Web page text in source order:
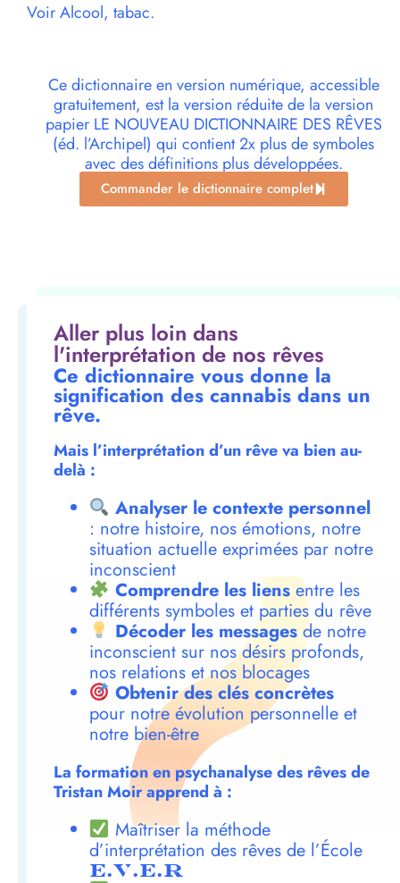
Voir Alcool, tabac.
Ce dictionnaire en version numérique, accessible
gratuitement, est la version réduite de la version
papier LE NOUVEAU DICTIONNAIRE DES RÊVES
(éd. l’Archipel) qui contient 2x plus de symboles
avec des définitions plus développées.
Commander le dictionnaire complet
Aller plus loin dans
l'interprétation de nos rêves
Ce dictionnaire vous donne la
signification des cannabis dans un
rêve.
Mais l’interprétation d’un rêve va bien au-
delà :
Analyser le contexte personnel
: notre histoire, nos émotions, notre
situation actuelle exprimées par notre
inconscient
Comprendre les liensentre les
différents symboles et parties du rêve
Décoder les messagesde notre
inconscient sur nos désirs profonds,
nos relations et nos blocages
Obtenir des clés concrètes
pour notre évolution personnelle et
notre bien-être
La formation en psychanalyse des rêves de
Tristan Moir apprend à :
Maîtriser la méthode
d’interprétation des rêves de l’École
E.V.E.R